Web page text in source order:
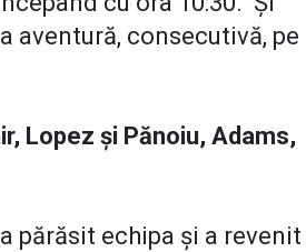
aventură, consecutivă, pe
Lopez și Pănoiu, Adams,
părăsit echipa și a revenit